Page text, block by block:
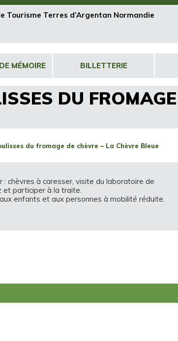
Tourisme Terres d’Argentan Normandie
MÉMOIRE BILLETTERIE
DU
du fromage de chèvre – La Chèvre Bleue
: chèvres à caresser, visite du laboratoire de
et participer à la traite.
enfants et aux personnes à mobilité réduite.